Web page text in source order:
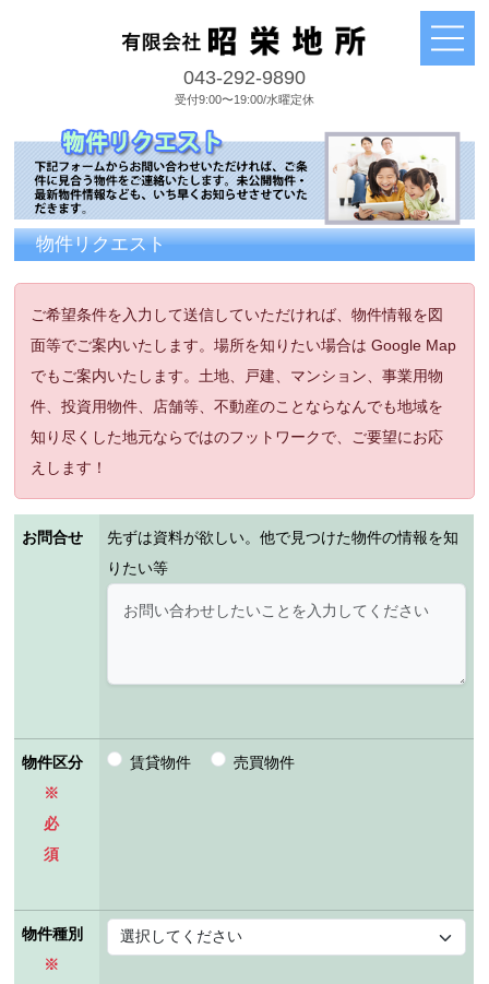
043-292-9890
受付9:00〜19:00/水曜定休
物件リクエスト
ご希望条件を入力して送信していただければ、物件情報を図
面等でご案内いたします。場所を知りたい場合は Google Map
でもご案内いたします。土地、戸建、マンション、事業用物
件、投資用物件、店舗等、不動産のことならなんでも地域を
知り尽くした地元ならではのフットワークで、ご要望にお応
えします！
お問合せ
先ずは資料が欲しい。他で見つけた物件の情報を知
りたい等
物件区分
※
必
須
賃貸物件 売買物件
物件種別
※